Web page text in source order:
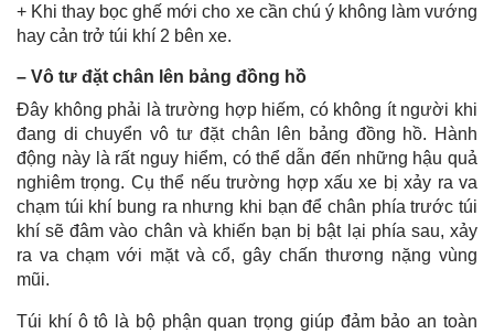
+ Khi thay bọc ghế mới cho xe cần chú ý không làm vướng
hay cản trở túi khí 2 bên xe.
– Vô tư đặt chân lên bảng đồng hồ
Đây không phải là trường hợp hiếm, có không ít người khi
đang di chuyển vô tư đặt chân lên bảng đồng hồ. Hành
động này là rất nguy hiểm, có thể dẫn đến những hậu quả
nghiêm trọng. Cụ thể nếu trường hợp xấu xe bị xảy ra va
chạm túi khí bung ra nhưng khi bạn để chân phía trước túi
khí sẽ đâm vào chân và khiến bạn bị bật lại phía sau, xảy
ra va chạm với mặt và cổ, gây chấn thương nặng vùng
mũi.
Túi khí ô tô là bộ phận quan trọng giúp đảm bảo an toàn